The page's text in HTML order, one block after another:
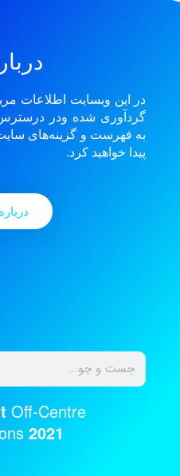
در این وبسایت اطلاعات
گردآوری شده ودر درسترس
به فهرست و گزینه‌های
پیدا خواهید کرد.
Off-Centre
2021